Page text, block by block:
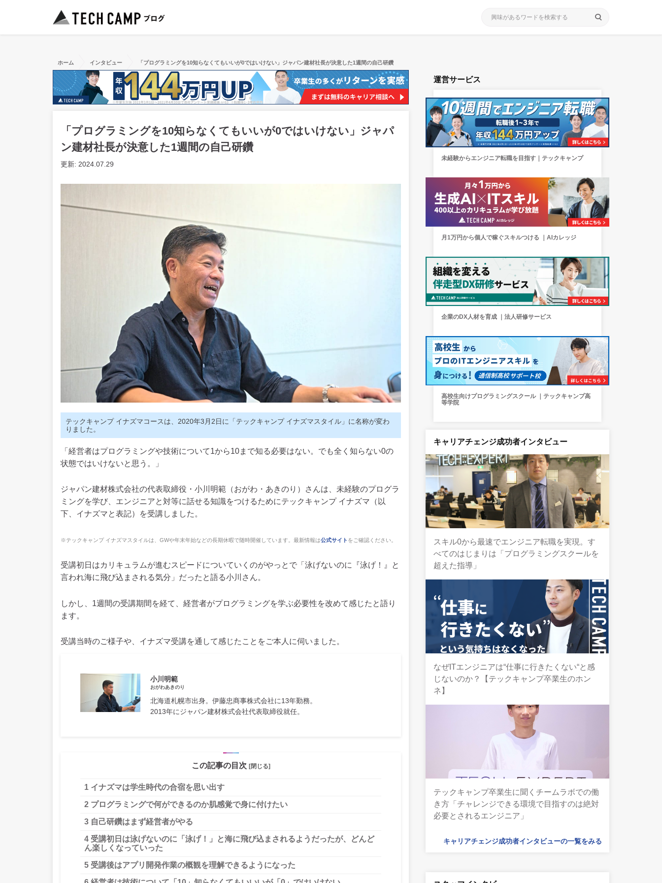
search
ホーム インタビュー 「プログラミングを10知らなくてもいいが0ではいけない」ジャパン建材社長が決意した1週間の自己研鑽
「プログラミングを10知らなくてもいいが0ではいけない」ジャパ
ン建材社長が決意した1週間の自己研鑽
更新: 2024.07.29
テックキャンプ イナズマコースは、2020年3月2日に「テックキャンプ イナズマスタイル」に名称が変わ
りました。
「経営者はプログラミングや技術について1から10まで知る必要はない。でも全く知らない0の
状態ではいけないと思う。」
ジャパン建材株式会社の代表取締役・小川明範（おがわ・あきのり）さんは、未経験のプログラ
ミングを学び、エンジニアと対等に話せる知識をつけるためにテックキャンプ イナズマ（以
下、イナズマと表記）を受講しました。
※テックキャンプ イナズマスタイルは、GWや年末年始などの長期休暇で随時開催しています。最新情報は公式サイト をご確認ください。
受講初日はカリキュラムが進むスピードについていくのがやっとで「泳げないのに『泳げ！』と
言われ海に飛び込まされる気分」だったと語る小川さん。
しかし、1週間の受講期間を経て、経営者がプログラミングを学ぶ必要性を改めて感じたと語り
ます。
受講当時のご様子や、イナズマ受講を通して感じたことをご本人に伺いました。
小川明範
おがわあきのり
北海道札幌市出身。伊藤忠商事株式会社に13年勤務。
2013年にジャパン建材株式会社代表取締役就任。
この記事の目次 [閉じる]
1 イナズマは学生時代の合宿を思い出す
2 プログラミングで何ができるのか肌感覚で身に付けたい
3 自己研鑽はまず経営者がやる
4 受講初日は泳げないのに「泳げ！」と海に飛び込まされるようだったが、どんど
ん楽しくなっていった
5 受講後はアプリ開発作業の概観を理解できるようになった
運営サービス
未経験からエンジニア転職を目指す｜テックキャンプ
月1万円から個人で稼ぐスキルつける ｜AIカレッジ
企業のDX人材を育成 ｜法人研修サービス
高校生向けプログラミングスクール ｜テックキャンプ高
等学院
キャリアチェンジ成功者インタビュー
スキル0から最速でエンジニア転職を実現。す
べてのはじまりは「プログラミングスクールを
超えた指導」
なぜITエンジニアは“仕事に行きたくない“と感
じないのか？【テックキャンプ卒業生のホン
ネ】
テックキャンプ卒業生に聞くチームラボでの働
き方「チャレンジできる環境で目指すのは絶対
必要とされるエンジニア」
キャリアチェンジ成功者インタビューの一覧をみる